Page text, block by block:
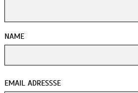
NAME
EMAIL ADRESSSE